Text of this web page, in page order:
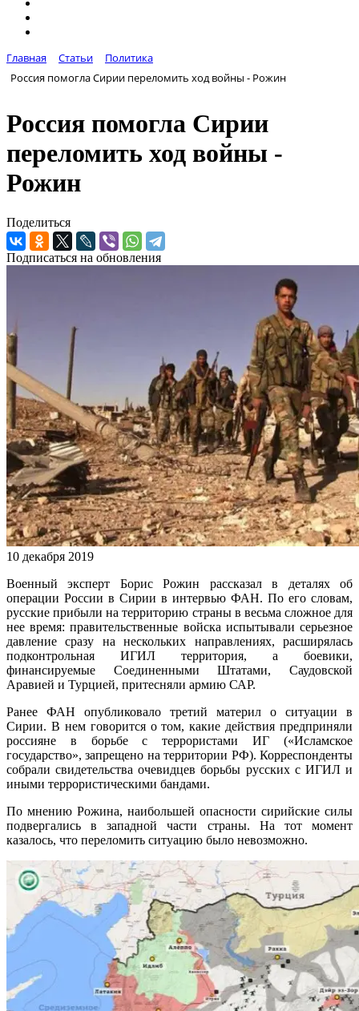
Главная Статьи
Политика
Россия помогла Сирии переломить ход войны - Рожин
Россия помогла Сирии
переломить ход войны -
Рожин
Поделиться
Подписаться на обновления
10 декабря 2019
Военный эксперт Борис Рожин рассказал в деталях об
операции России в Сирии в интервью ФАН. По его словам,
русские прибыли на территорию страны в весьма сложное для
нее время: правительственные войска испытывали серьезное
давление сразу на нескольких направлениях, расширялась
подконтрольная ИГИЛ территория, а боевики,
финансируемые Соединенными Штатами, Саудовской
Аравией и Турцией, притесняли армию САР.
Ранее ФАН опубликовало третий материл о ситуации в
Сирии. В нем говорится о том, какие действия предприняли
россияне в борьбе с террористами ИГ («Исламское
государство», запрещено на территории РФ). Корреспонденты
собрали свидетельства очевидцев борьбы русских с ИГИЛ и
иными террористическими бандами.
По мнению Рожина, наибольшей опасности сирийские силы
подвергались в западной части страны. На тот момент
казалось, что переломить ситуацию было невозможно.